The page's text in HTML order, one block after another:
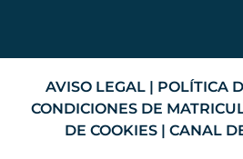
AVISO LEGAL | POLÍTICA
CONDICIONES DE
DE COOKIES | CANAL